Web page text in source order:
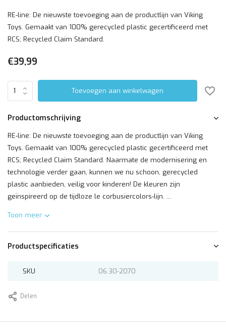
RE-line: De nieuwste toevoeging aan de productlijn van Viking
Toys. Gemaakt van 100% gerecycled plastic gecertificeerd met
RCS; Recycled Claim Standard.
€39,99
Toevoegen aan winkelwagen
Productomschrijving
RE-line: De nieuwste toevoeging aan de productlijn van Viking
Toys. Gemaakt van 100% gerecycled plastic gecertificeerd met
RCS; Recycled Claim Standard. Naarmate de modernisering en
technologie verder gaan, kunnen we nu schoon, gerecycled
plastic aanbieden, veilig voor kinderen! De kleuren zijn
geïnspireerd op de tijdloze le corbusiercolors-lijn. ...
Toon meer
Productspecificaties
SKU 06.30-2070
Delen